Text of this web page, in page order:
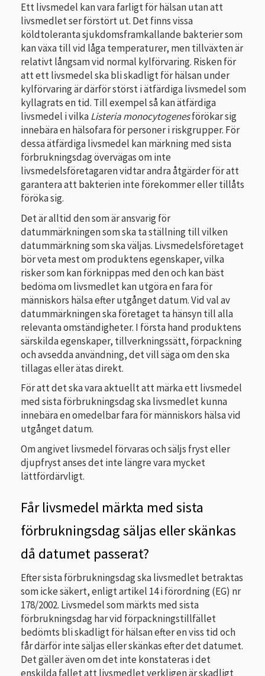
Ett livsmedel kan vara farligt för hälsan utan att
livsmedlet ser förstört ut. Det finns vissa
köldtoleranta sjukdomsframkallande bakterier som
kan växa till vid låga temperaturer, men tillväxten är
relativt långsam vid normal kylförvaring. Risken för
att ett livsmedel ska bli skadligt för hälsan under
kylförvaring är därför störst i ätfärdiga livsmedel som
kyllagrats en tid. Till exempel så kan ätfärdiga
livsmedel i vilkaListeria monocytogenesförökar sig
innebära en hälsofara för personer i riskgrupper. För
dessa ätfärdiga livsmedel kan märkning med sista
förbrukningsdag övervägas om inte
livsmedelsföretagaren vidtar andra åtgärder för att
garantera att bakterien inte förekommer eller tillåts
föröka sig.
Det är alltid den som är ansvarig för
datummärkningen som ska ta ställning till vilken
datummärkning som ska väljas. Livsmedelsföretaget
bör veta mest om produktens egenskaper, vilka
risker som kan förknippas med den och kan bäst
bedöma om livsmedlet kan utgöra en fara för
människors hälsa efter utgånget datum. Vid val av
datummärkningen ska företaget ta hänsyn till alla
relevanta omständigheter. I första hand produktens
särskilda egenskaper, tillverkningssätt, förpackning
och avsedda användning, det vill säga om den ska
tillagas eller ätas direkt.
För att det ska vara aktuellt att märka ett livsmedel
med sista förbrukningsdag ska livsmedlet kunna
innebära en omedelbar fara för människors hälsa vid
utgånget datum.
Om angivet livsmedel förvaras och säljs fryst eller
djupfryst anses det inte längre vara mycket
lättfördärvligt.
Får livsmedel märkta med sista
förbrukningsdag säljas eller skänkas
då datumet passerat?
Efter sista förbrukningsdag ska livsmedlet betraktas
som icke säkert, enligt artikel 14 i förordning (EG) nr
178/2002. Livsmedel som märkts med sista
förbrukningsdag har vid förpackningstillfället
bedömts bli skadligt för hälsan efter en viss tid och
får därför inte säljas eller skänkas efter det datumet.
Det gäller även om det inte konstateras i det
enskilda fallet att livsmedlet verkligen är skadligt